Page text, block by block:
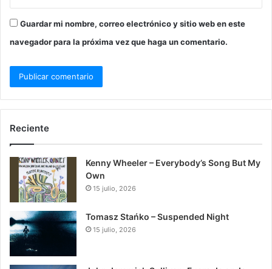
Guardar mi nombre, correo electrónico y sitio web en este
navegador para la próxima vez que haga un comentario.
Reciente
Kenny Wheeler – Everybody’s Song But My
Own
15 julio, 2026
Tomasz Stańko – Suspended Night
15 julio, 2026